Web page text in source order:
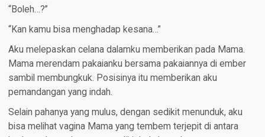
“Boleh…?”
“Kan kamu bisa menghadap kesana…”
Aku melepaskan celana dalamku memberikan pada Mama.
Mama merendam pakaianku bersama pakaiannya di ember
sambil membungkuk. Posisinya itu memberikan aku
pemandangan yang indah.
Selain pahanya yang mulus, dengan sedikit menunduk, aku
bisa melihat vagina Mama yang tembem terjepit di antara